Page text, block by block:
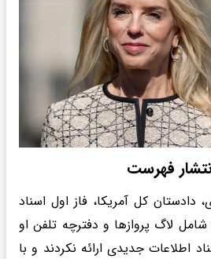
فهرست
پم پاندی، دادستان کل آمریکا، فاز اول اسناد
لاگ پروازها و دفترچه تلفن او
اطلاعات جدیدی ارائه نکردند و با